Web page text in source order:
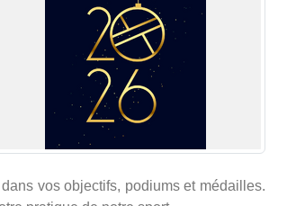
vos objectifs, podiums et médailles.